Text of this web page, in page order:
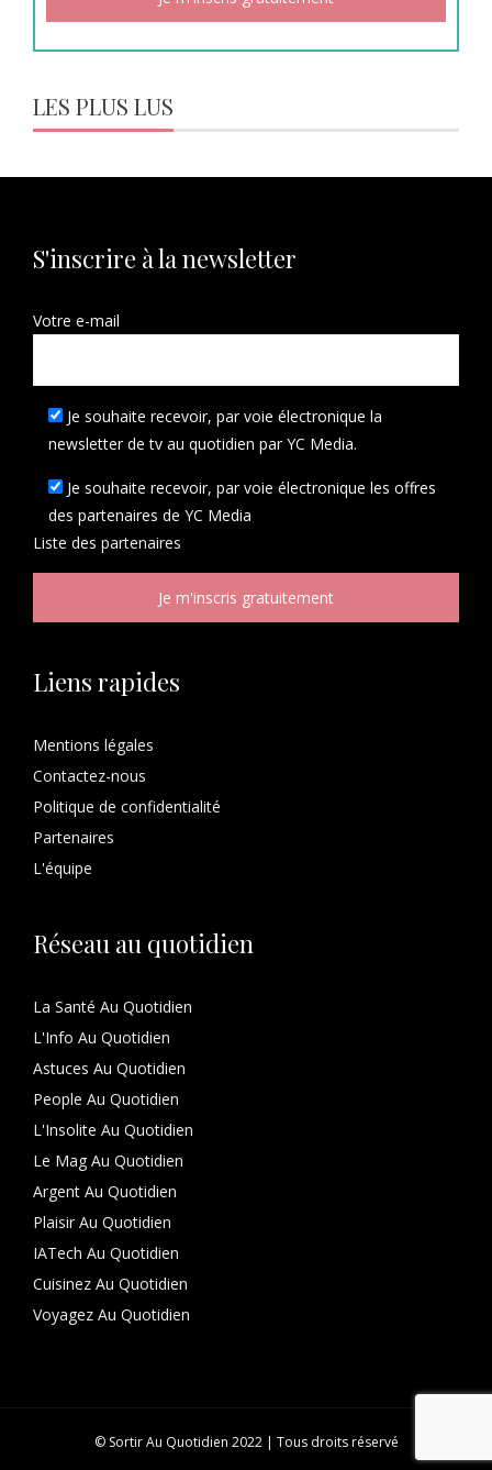
LES PLUS LUS
S'inscrire à la newsletter
Votre e-mail
Je souhaite recevoir, par voie électronique la
newsletter de tv au quotidien par YC Media.
Je souhaite recevoir, par voie électronique les offres
des partenaires de YC Media
Liste des partenaires
Liens rapides
Mentions légales
Contactez-nous
Politique de confidentialité
Partenaires
L'équipe
Réseau au quotidien
La Santé Au Quotidien
L'Info Au Quotidien
Astuces Au Quotidien
People Au Quotidien
L'Insolite Au Quotidien
Le Mag Au Quotidien
Argent Au Quotidien
Plaisir Au Quotidien
IATech Au Quotidien
Cuisinez Au Quotidien
Voyagez Au Quotidien
© Sortir Au Quotidien 2022 | Tous droits réservé